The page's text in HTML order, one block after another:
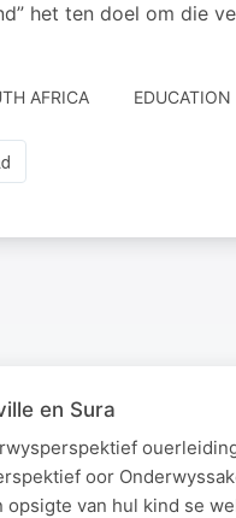
het ten doel om die
AFRICA EDUCATION
en Sura
oor
van hul kind se